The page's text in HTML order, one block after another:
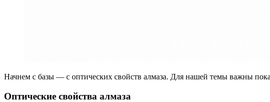
Начнем с базы — с оптических свойств алмаза. Для нашей темы важны
Оптические свойства алмаза